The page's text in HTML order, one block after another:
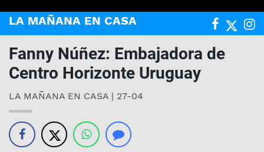
LA MAÑANA EN CASA
Fanny Núñez: Embajadora de
Centro Horizonte Uruguay
LA MAÑANA EN CASA | 27-04